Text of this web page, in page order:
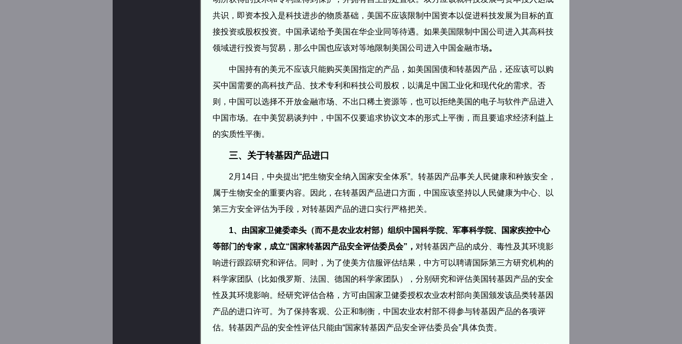
共识，即资本投入是科技进步的物质基础，美国不应该限制中国资本以促进科技发展为目标的直
接投资或股权投资。中国承诺给予美国在华企业同等待遇。 如果美国限制中国公司进入其高科技
领域进行投资与贸易，那么中国也应该对等地限制美国公司进入中国金融市场。
中国持有的美元不应该只能购买美国指定的产品，如美国国债和转基因产品，还应该可以购
买中国需要的高科技产品、技术专利和科技公司股权，以满足中国工业化和现代化的需求。否
则，中国可以选择不开放金融市场、不出口稀土资源等，也可以拒绝美国的电子与软件产品进入
中国市场。 在中美贸易谈判中，中国不仅要追求协议文本的形式上平衡，而且要追求经济利益上
的实质性平衡。
三、关于转基因产品进口
2 月 14日，中央提出“把生物安全纳入国家安全体系”。转基因产品事关人民健康和种族安全，
属于生物安全的重要内容。因此，在转基因产品进口方面，中国应该坚持以人民健康为中心、以
第三方安全评估为手段，对转基因产品的进口实行严格把关。
1、由国家卫健委牵头（而不是农业农村部）组织中国科学院、军事科学院、国家疾控中心
等部门的专家，成立“国家转基因产品安全评估委员会”， 对转基因产品的成分、毒性及其环境影
响进行跟踪研究和评估。同时，为了使美方信服评估结果，中方可以聘请国际第三方研究机构的
科学家团队（比如俄罗斯、法国、德国的科学家团队），分别研究和评估美国转基因产品的安全
性及其环境影响。经研究评估合格，方可由国家卫健委授权农业农村部向美国颁发该品类转基因
产品的进口许可。 为了保持客观、公正和制衡，中国农业农村部不得参与转基因产品的各项评
估。 转基因产品的安全性评估只能由“国家转基因产品安全评估委员会”具体负责。